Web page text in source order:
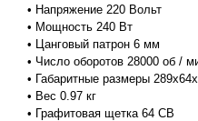
• Напряжение 220 Вольт
• Мощность 240 Вт
• Цанговый патрон 6 мм
• Число оборотов 28000 об /
• Габаритные размеры
• Вес 0.97 кг
• Графитовая щетка 64 CB